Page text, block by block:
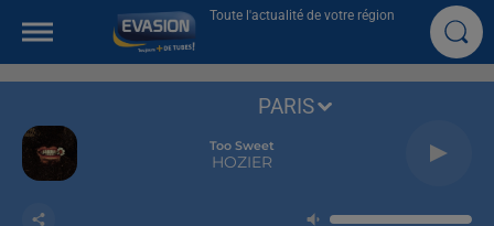
Toute l'actualité de votre région
Too Sweet
HOZIER
PARIS